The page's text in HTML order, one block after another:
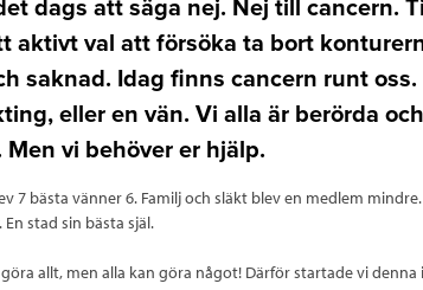
dags att säga nej. Nej till cancern.
aktivt val att försöka ta bort
saknad. Idag finns cancern runt
eller en vän. Vi alla är berörda
Men vi behöver er hjälp.
7 bästa vänner 6. Familj och släkt blev en medlem
En stad sin bästa själ.
allt, men alla kan göra något! Därför startade vi